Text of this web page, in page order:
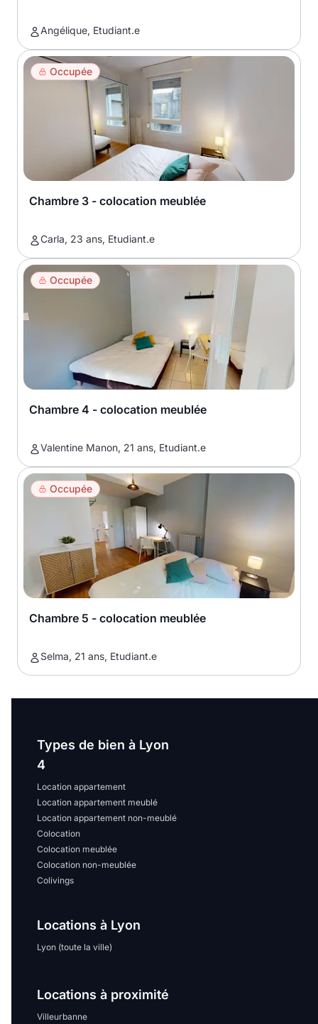
Angélique, Etudiant.e
Occupée
Chambre 3 - colocation meublée
Carla, 23 ans, Etudiant.e
Occupée
Chambre 4 - colocation meublée
Valentine Manon, 21 ans, Etudiant.e
Occupée
Chambre 5 - colocation meublée
Selma, 21 ans, Etudiant.e
Types de bien à Lyon
4
Location appartement
Location appartement meublé
Location appartement non-meublé
Colocation
Colocation meublée
Colocation non-meublée
Colivings
Locations à Lyon
Lyon (toute la ville)
Locations à proximité
Villeurbanne